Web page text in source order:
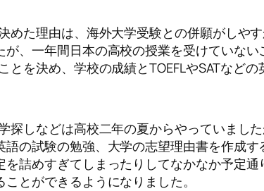
めた理由は、海外大学受験との併願がし
が、一年間日本の高校の授業を受けていな
を決め、学校の成績とTOEFLやSATなどの
探しなどは高校二年の夏からやっていま
の試験の勉強、大学の志望理由書を作成
詰めすぎてしまったりしてなかなか予定
とができるようになりました。